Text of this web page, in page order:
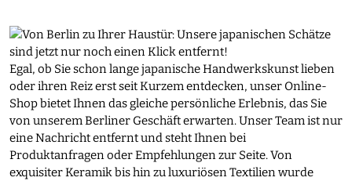
Egal, ob Sie schon lange japanische Handwerkskunst lieben
oder ihren Reiz erst seit Kurzem entdecken, unser Online-
Shop bietet Ihnen das gleiche persönliche Erlebnis, das Sie
von unserem Berliner Geschäft erwarten. Unser Team ist nur
eine Nachricht entfernt und steht Ihnen bei
Produktanfragen oder Empfehlungen zur Seite. Von
exquisiter Keramik bis hin zu luxuriösen Textilien wurde